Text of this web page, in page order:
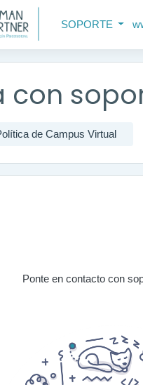
SOPORTE
con
de Campus Virtual
Ponte en contacto con